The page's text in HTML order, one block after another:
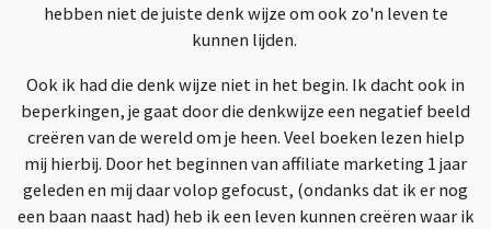
hebben niet de juiste denk wijze om ook zo'n leven te
kunnen lijden.
Ook ik had die denk wijze niet in het begin. Ik dacht ook in
beperkingen, je gaat door die denkwijze een negatief beeld
creëren van de wereld om je heen. Veel boeken lezen hielp
mij hierbij. Door het beginnen van affiliate marketing 1 jaar
geleden en mij daar volop gefocust, (ondanks dat ik er nog
een baan naast had) heb ik een leven kunnen creëren waar ik